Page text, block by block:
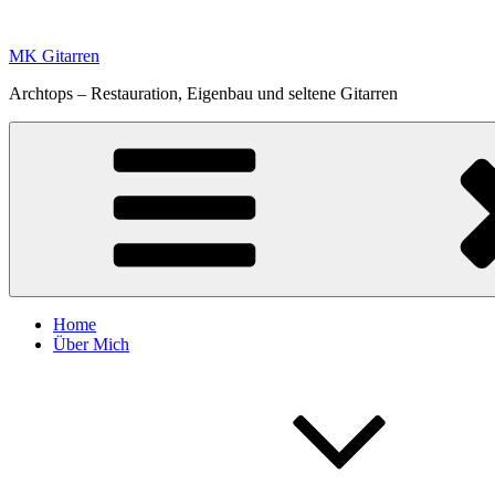
springen
MK Gitarren
Archtops – Restauration, Eigenbau und seltene Gitarren
Home
Über Mich